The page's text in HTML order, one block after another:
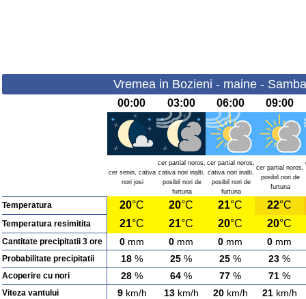
Vremea in Bozieni - maine -
00:00 03:00 06:00 09:00
cer senin, cativa
nori josi
cer partial noros,
cativa nori inalti,
posibil nori de
furtuna
cer partial noros,
cativa nori inalti,
posibil nori de
furtuna
cer partial noros,
posibil nori de
furtuna
Temperatura 20°C 20°C 21°C 22°C
Temperatura resimitita 21°C 21°C 20°C 20°C
Cantitate precipitatii 3 ore 0 mm 0 mm 0 mm 0 mm
Probabilitate precipitatii 18 % 25 % 25 % 23 %
Acoperire cu nori 28 % 64 % 77 % 71 %
Viteza vantului 9km/h 13km/h 20km/h 21km/h